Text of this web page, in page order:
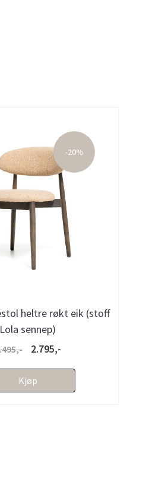
-20%
heltre røkt eik (stoff
Lola sennep)
2.795,-
Kjøp